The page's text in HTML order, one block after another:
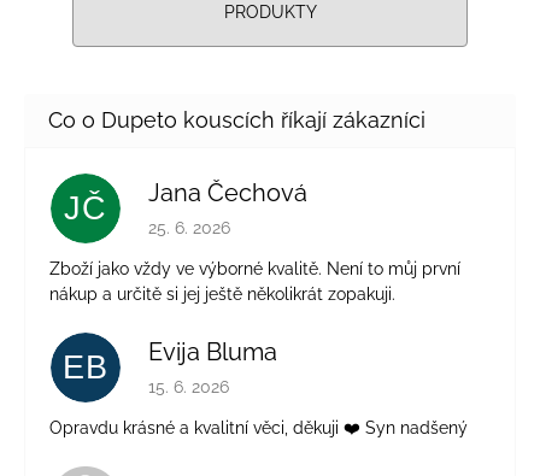
PRODUKTY
JČ Jana Čechová
Hodnocení obchodu je 5 z 5 hvězdiček.
25. 6. 2026
Zboží jako vždy ve výborné kvalitě. Není to můj první
nákup a určitě si jej ještě několikrát zopakuji.
EB Evija Bluma
Hodnocení obchodu je 5 z 5 hvězdiček.
15. 6. 2026
Opravdu krásné a kvalitní věci, děkuji ❤️ Syn nadšený